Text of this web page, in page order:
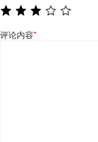
评论内容*